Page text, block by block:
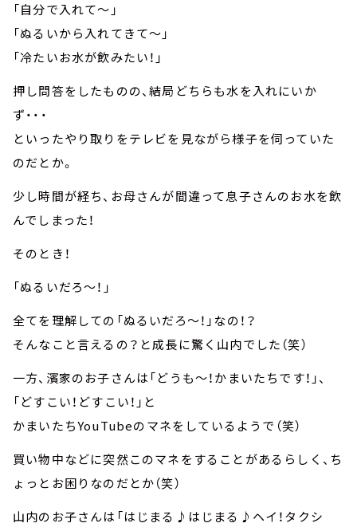
「自分で入れて～」
「ぬるいから入れてきて～」
「冷たいお水が飲みたい！」
押し問答をしたものの、結局どちらも水を入れにいか
ず・・・
といったやり取りをテレビを見ながら様子を伺っていた
のだとか。
少し時間が経ち、お母さんが間違って息子さんのお水を飲
んでしまった！
そのとき！
「ぬるいだろ～！」
全てを理解しての「ぬるいだろ～！」なの！？
そんなこと言えるの？と成長に驚く山内でした（笑）
一方、濱家のお子さんは「どうも～！かまいたちです！」、
「どすこい！どすこい！」と
かまいたちYouTubeのマネをしているようで（笑）
買い物中などに突然このマネをすることがあるらしく、ち
ょっとお困りなのだとか（笑）
山内のお子さんは「はじまる♪はじまる♪ヘイ！タクシ